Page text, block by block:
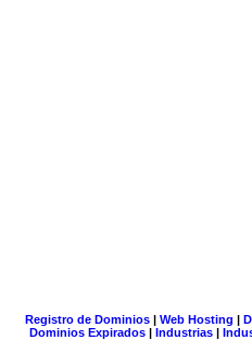
Registro de Dominios| Web Hosting |
Dominios Expirados | Industrias |